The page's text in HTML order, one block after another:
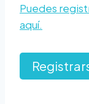
Puedes
aquí.